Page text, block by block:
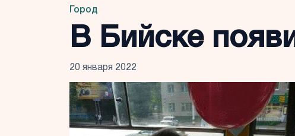
Город
В Бийске
20 января 2022